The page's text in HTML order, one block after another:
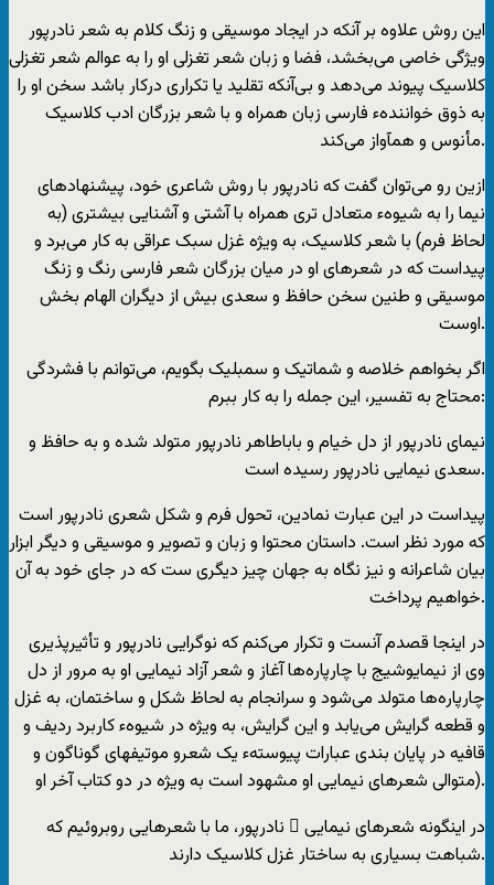
این روش علاوه بر آنکه در ایجاد موسیقی و زنگ کلام به شعر نادرپور
ویژگی خاصی می‌بخشد، فضا و زبان شعر تغزلی او را به عوالم شعر تغزلی
کلاسیک پیوند می‌دهد و بی‌آنکه تقلید یا تکراری درکار باشد سخن او را
به ذوق خوانندهء فارسی زبان همراه و با شعر بزرگان ادب کلاسیک
مأنوس و همآواز می‌کند.
ازین رو می‌توان گفت که نادرپور با روش شاعری خود، پیشنهادهای
نیما را به شیوهء متعادل تری همراه با آشتی و آشنایی بیشتری (به
لحاظ فرم) با شعر کلاسیک، به ویژه غزل سبک عراقی به کار می‌برد و
پیداست که در شعرهای او در میان بزرگان شعر فارسی رنگ و زنگ
موسیقی و طنین سخن حافظ و سعدی بیش از دیگران الهام بخش
اوست.
اگر بخواهم خلاصه و شماتیک و سمبلیک بگویم، می‌توانم با فشردگی
محتاج به تفسیر، این جمله را به کار ببرم:
نیمای نادرپور از دل خیام و باباطاهر نادرپور متولد شده و به حافظ و
سعدی نیمایی نادرپور رسیده است.
پیداست در این عبارت نمادین، تحول فرم و شکل شعری نادرپور است
که مورد نظر است. داستان محتوا و زبان و تصویر و موسیقی و دیگر ابزار
بیان شاعرانه و نیز نگاه به جهان چیز دیگری ست که در جای خود به آن
خواهیم پرداخت.
در اینجا قصدم آنست و تکرار می‌کنم که نوگرایی نادرپور و تأثیرپذیری
وی از نیمایوشیج با چارپاره‌ها آغاز و شعر آزاد نیمایی او به مرور از دل
چارپاره‌ها متولد می‌شود و سرانجام به لحاظ شکل و ساختمان، به غزل
و قطعه گرایش می‌یابد و این گرایش، به ویژه در شیوهء کاربرد ردیف و
قافیه در پایان بندی عبارات پیوستهء یک شعرو موتیفهای گوناگون و
متوالی شعرهای نیمایی او مشهود است به ویژه در دو کتاب آخر او).
در اینگونه شعرهای نیمایی ِ نادرپور، ما با شعرهایی روبروئیم که
شباهت بسیاری به ساختار غزل کلاسیک دارند.